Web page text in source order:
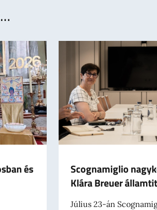
és
Scognamiglio
Klára Breuer
Július 23-án